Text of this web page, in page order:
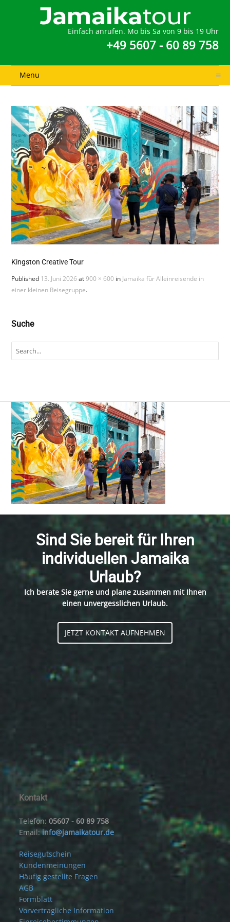
Einfach anrufen. Mo bis Sa von 9 bis 19 Uhr
+49 5607 - 60 89 758
Menu
Kingston Creative Tour
Published 13. Juni 2026 at900 × 600 in Jamaika für Alleinreisende in
einer kleinen Reisegruppe.
Suche
Sind Sie bereit für Ihren
individuellen Jamaika
Urlaub?
Ich berate Sie gerne und plane zusammen mit Ihnen
einen unvergesslichen Urlaub.
JETZT KONTAKT AUFNEHMEN
Kontakt
Telefon:05607 - 60 89 758
Email:info@jamaikatour.de
Reisegutschein
Kundenmeinungen
Häufig gestellte Fragen
AGB
Formblatt
Vorvertragliche Information